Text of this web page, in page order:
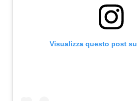
Visualizza questo post